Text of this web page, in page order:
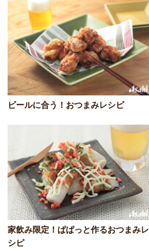
ビールに合う！おつまみレシピ
家飲み限定！ぱぱっと作るおつまみレ
シピ